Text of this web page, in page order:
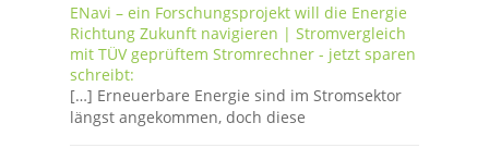
ENavi – ein Forschungsprojekt will die Energie
Richtung Zukunft navigieren | Stromvergleich
mit TÜV geprüftem Stromrechner - jetzt sparen
schreibt:
[…] Erneuerbare Energie sind im Stromsektor
längst angekommen, doch diese